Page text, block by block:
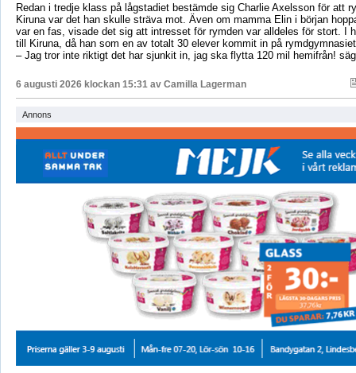
Redan i tredje klass på lågstadiet bestämde sig Charlie Axelsson för att
Kiruna var det han skulle sträva mot. Även om mamma Elin i början
var en fas, visade det sig att intresset för rymden var alldeles för stort. I
till Kiruna, då han som en av totalt 30 elever kommit in på
– Jag tror inte riktigt det har sjunkit in, jag ska flytta 120 mil hemifrån!
6 augusti 2026 klockan 15:31 av Camilla Lagerman
Annons